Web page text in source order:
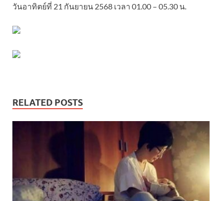
วันอาทิตย์ที่ 21 กันยายน 2568 เวลา 01.00 – 05.30 น.
RELATED POSTS